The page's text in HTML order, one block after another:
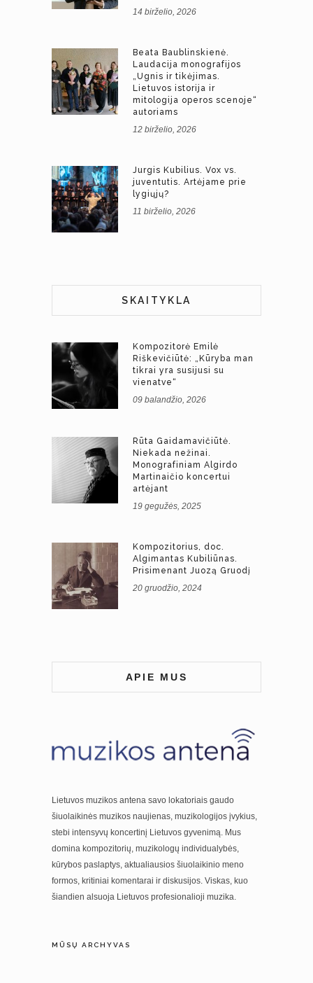
14 birželio, 2026
Beata Baublinskienė.
Laudacija monografijos
„Ugnis ir tikėjimas.
Lietuvos istorija ir
mitologija operos scenoje“
autoriams
12 birželio, 2026
Jurgis Kubilius. Vox vs.
juventutis. Artėjame prie
lygiųjų?
11 birželio, 2026
SKAITYKLA
Kompozitorė Emilė
Riškevičiūtė: „Kūryba man
tikrai yra susijusi su
vienatve“
09 balandžio, 2026
Rūta Gaidamavičiūtė.
Niekada nežinai.
Monografiniam Algirdo
Martinaičio koncertui
artėjant
19 gegužės, 2025
Kompozitorius, doc.
Algimantas Kubiliūnas.
Prisimenant Juozą Gruodį
20 gruodžio, 2024
APIE MUS
Lietuvos muzikos antena savo lokatoriais gaudo
šiuolaikinės muzikos naujienas, muzikologijos įvykius,
stebi intensyvų koncertinį Lietuvos gyvenimą. Mus
domina kompozitorių, muzikologų individualybės,
kūrybos paslaptys, aktualiausios šiuolaikinio meno
formos, kritiniai komentarai ir diskusijos. Viskas, kuo
šiandien alsuoja Lietuvos profesionalioji muzika.
MŪSŲ ARCHYVAS